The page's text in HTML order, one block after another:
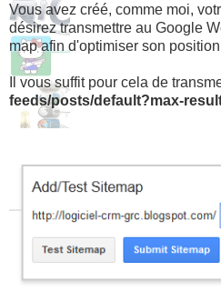
Vous avez créé, comme moi,
désirez transmettre au Google
map afin d'optimiser son
Il vous suffit pour cela de
feeds/posts/default?max-